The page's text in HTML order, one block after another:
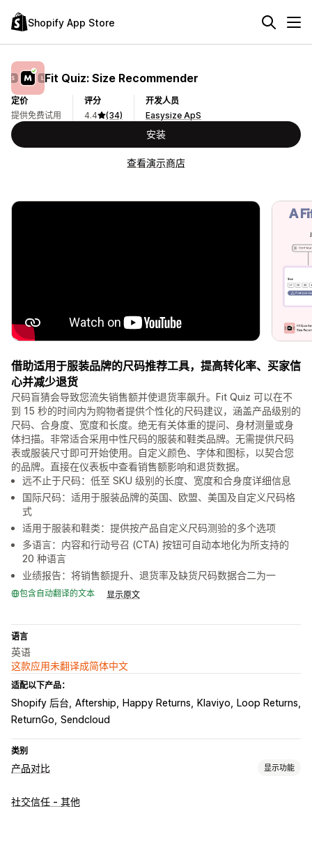
Shopify App Store
Fit Quiz: Size Recommender
定价
提供免费试用
评分
4.4
(34)
开发人员
Easysize ApS
安装
查看演示商店
借助适用于服装品牌的尺码推荐工具，提高转化率、买家信
心并减少退货
尺码盲猜会导致您流失销售额并使退货率飙升。Fit Quiz 可以在不
到 15 秒的时间内为购物者提供个性化的尺码建议，涵盖产品级别的
尺码、合身度、宽度和长度。绝无有关体重的提问、身材测量或身
体扫描。非常适合采用中性尺码的服装和鞋类品牌。无需提供尺码
表或服装尺寸即可开始使用。自定义颜色、字体和图标，以契合您
的品牌。直接在仪表板中查看销售额影响和退货数据。
远不止于尺码：低至 SKU 级别的长度、宽度和合身度详细信息
国际尺码：适用于服装品牌的英国、欧盟、美国及自定义尺码格
式
适用于服装和鞋类：提供按产品自定义尺码测验的多个选项
多语言：内容和行动号召 (CTA) 按钮可自动本地化为所支持的
20 种语言
业绩报告：将销售额提升、退货率及缺货尺码数据合二为一
包含自动翻译的文本 显示原文
语言
英语
这款应用未翻译成简体中文
适配以下产品：
Shopify 后台 Aftership Happy Returns Klaviyo
Loop Returns
ReturnGo Sendcloud
类别
产品对比 显示功能
对比工具
社交信任 - 其他